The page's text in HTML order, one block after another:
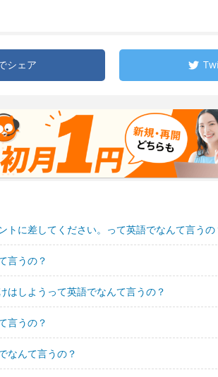
シェア
トに差してください。って英語でなんて言うの
言うの？
はしようって英語でなんて言うの？
言うの？
なんて言うの？